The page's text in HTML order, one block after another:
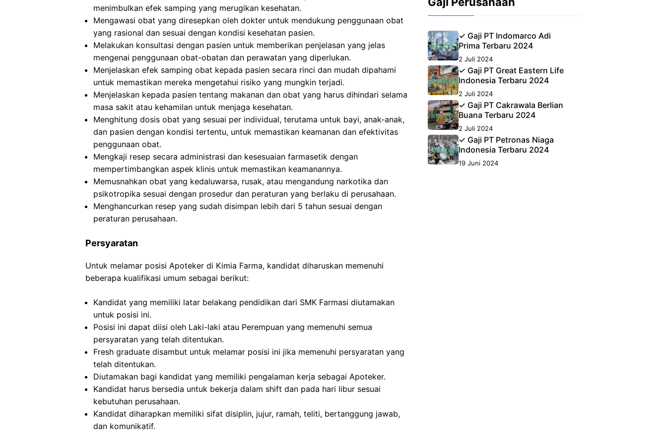
menimbulkan efek samping yang merugikan kesehatan.
Mengawasi obat yang diresepkan oleh dokter untuk mendukung penggunaan obat
yang rasional dan sesuai dengan kondisi kesehatan pasien.
Melakukan konsultasi dengan pasien untuk memberikan penjelasan yang jelas
mengenai penggunaan obat-obatan dan perawatan yang diperlukan.
Menjelaskan efek samping obat kepada pasien secara rinci dan mudah dipahami
untuk memastikan mereka mengetahui risiko yang mungkin terjadi.
Menjelaskan kepada pasien tentang makanan dan obat yang harus dihindari selama
masa sakit atau kehamilan untuk menjaga kesehatan.
Menghitung dosis obat yang sesuai per individual, terutama untuk bayi, anak-anak,
dan pasien dengan kondisi tertentu, untuk memastikan keamanan dan efektivitas
penggunaan obat.
Mengkaji resep secara administrasi dan kesesuaian farmasetik dengan
mempertimbangkan aspek klinis untuk memastikan keamanannya.
Memusnahkan obat yang kedaluwarsa, rusak, atau mengandung narkotika dan
psikotropika sesuai dengan prosedur dan peraturan yang berlaku di perusahaan.
Menghancurkan resep yang sudah disimpan lebih dari 5 tahun sesuai dengan
peraturan perusahaan.
Persyaratan
Untuk melamar posisi Apoteker di Kimia Farma, kandidat diharuskan memenuhi
beberapa kualifikasi umum sebagai berikut:
Kandidat yang memiliki latar belakang pendidikan dari SMK Farmasi diutamakan
untuk posisi ini.
Posisi ini dapat diisi oleh Laki-laki atau Perempuan yang memenuhi semua
persyaratan yang telah ditentukan.
Fresh graduate disambut untuk melamar posisi ini jika memenuhi persyaratan yang
telah ditentukan.
Diutamakan bagi kandidat yang memiliki pengalaman kerja sebagai Apoteker.
Kandidat harus bersedia untuk bekerja dalam shift dan pada hari libur sesuai
kebutuhan perusahaan.
Kandidat diharapkan memiliki sifat disiplin, jujur, ramah, teliti, bertanggung jawab,
dan komunikatif.
✓ Gaji PT Indomarco Adi
Prima Terbaru 2024
2 Juli 2024
✓ Gaji PT Great Eastern Life
Indonesia Terbaru 2024
2 Juli 2024
✓ Gaji PT Cakrawala Berlian
Buana Terbaru 2024
2 Juli 2024
✓ Gaji PT Petronas Niaga
Indonesia Terbaru 2024
19 Juni 2024